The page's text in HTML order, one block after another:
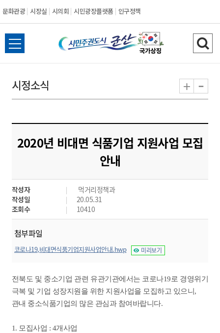
문화관광 시장실 시의회 시민광장플랫폼 인구정책
시
민
도
시
군
산
전
체
뉴
열
검
색
기
시정소식 + -
2020년 비대면 식품기업 지원사업 모집
안내
작성자
먹거리정책과
작성일
20.05.31
조회수
10410
첨부파일
코로나19,비대면식품기업지원사업안내.hwp 미리보기
전북도 및 중소기업 관련 유관기관에서는 코로나19로 경영위기
극복 및 기업 성장지원을 위한 지원사업을 모집하고 있으니,
관내 중소식품기업의 많은 관심과 참여바랍니다.
1. 모집사업 : 4개사업